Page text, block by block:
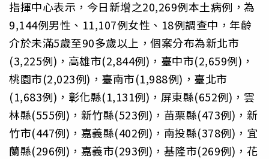
指揮中心表示，今日新增之20,269例本土病例，為
9,144例男性、11,107例女性、18例調查中，年齡
介於未滿5歲至90多歲以上，個案分布為新北市
(3,225例)，高雄市(2,844例)，臺中市(2,659例)，
桃園市(2,023例)，臺南市(1,988例)，臺北市
(1,683例)，彰化縣(1,131例)，屏東縣(652例)，雲
林縣(555例)，新竹縣(523例)，苗栗縣(473例)，新
竹市(447例)，嘉義縣(402例)，南投縣(378例)，宜
蘭縣(296例)，嘉義市(293例)，基隆市(269例)，花